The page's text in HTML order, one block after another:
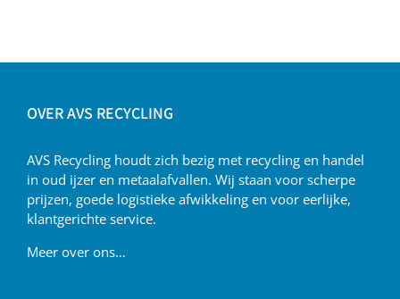
OVER AVS RECYCLING
AVS Recycling houdt zich bezig met recycling en handel
in oud ijzer en metaalafvallen. Wij staan voor scherpe
prijzen, goede logistieke afwikkeling en voor eerlijke,
klantgerichte service.
Meer over ons…